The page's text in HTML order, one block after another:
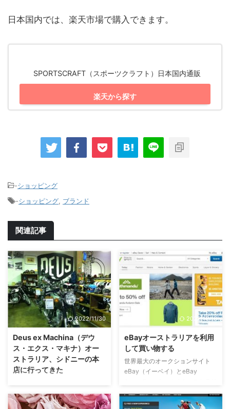
日本国内では、楽天市場で購入できます。
SPORTSCRAFT（スポーツクラフト）日本国内通販
楽天から探す
-ショッピング
-ショッピング, ブランド
関連記事
2022/11/30
Deus ex Machina（デウ
ス・エクス・マキナ）オー
ストラリア、シドニーの本
店に行ってきた
Deus）は、日本でも知る人ぞ知
るモーターサイクル＆ウェアブラ
2022/10/18
eBayオーストラリアを利用
して買い物する
世界最大のオークションサイト
eBay（イーベイ）とeBay
て、「eBayオーストラリアに登